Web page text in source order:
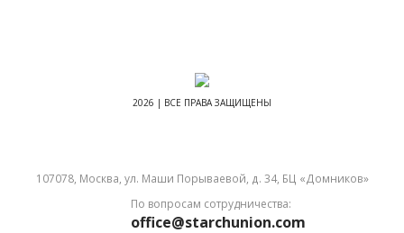
2026 | ВСЕ ПРАВА ЗАЩИЩЕНЫ
107078, Москва, ул. Маши Порываевой, д. 34, БЦ «Домников»
По вопросам сотрудничества:
office@starchunion.com